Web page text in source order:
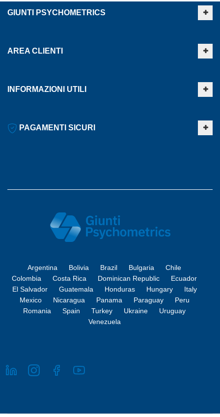
GIUNTI PSYCHOMETRICS
AREA CLIENTI
INFORMAZIONI UTILI
PAGAMENTI SICURI
Argentina Bolivia Brazil Bulgaria
Chile
Colombia
Costa Rica Dominican Republic
Ecuador
El Salvador
Guatemala Honduras Hungary
Italy
Mexico
Nicaragua Panama Paraguay
Peru
Romania
Spain Turkey Ukraine
Uruguay
Venezuela